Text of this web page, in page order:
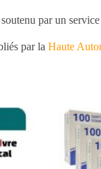
par un
par la Haute